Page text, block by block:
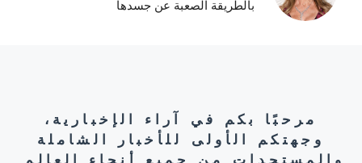
بالطريقة الصعبة عن جسدها
مرحبًا بكم في آراء الإخبارية،
وجهتكم الأولى للأخبار الشاملة